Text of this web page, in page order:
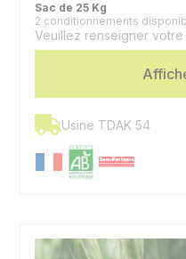
Sac de 25 Kg
2 conditionnements
Veuillez renseigner
Usine TDAK 54